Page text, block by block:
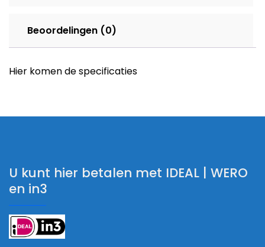
Beoordelingen (0)
Hier komen de specificaties
U kunt hier betalen met IDEAL | WERO
en in3